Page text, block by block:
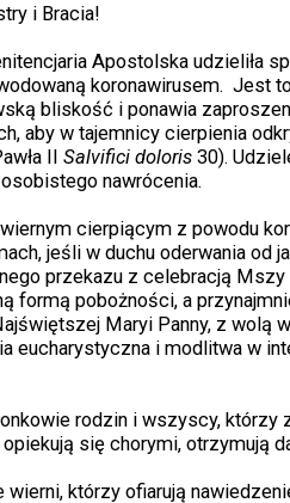
i Bracia!
Apostolska udzieliła
koronawirusem. Jest
bliskość i ponawia
aby w tajemnicy cierpienia
II Salvifici doloris 30).
nawrócenia.
cierpiącym z powodu
jeśli w duchu oderwania od
przekazu z celebracją
formą pobożności, a
Maryi Panny, z wolą
eucharystyczna i modlitwa w
rodzin i wszyscy, którzy
się chorymi, otrzymują
wierni, którzy ofiarują